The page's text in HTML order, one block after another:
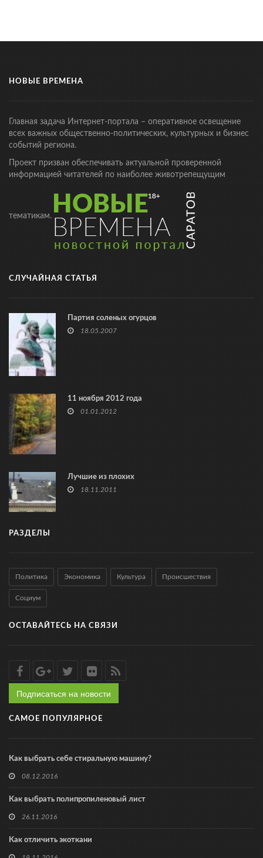
НОВЫЕ ВРЕМЕНА
Главная задача Интернет-портала – оперативное освещение
всех важных общественно-политических, культурных и бизнес
событий региона.
Проект призван обеспечивать актуальной проверенной
информацией читателей по наиболее животрепещущим
тематикам.
СЛУЧАЙНАЯ СТАТЬЯ
Партия соленых огурцов
18.05.2007
11 ноября 2012 года
01.01.2012
Лучшие из плохих
18.11.2011
РАЗДЕЛЫ
Политика Экономика Культура Происшествия
Социум
ОСТАВАЙТЕСЬ НА СВЯЗИ
Подписаться на новости
САМОЕ ПОПУЛЯРНОЕ
Как выбрать себе стиральную машину?
08.12.2016
Как выбрать полипропиленовый лист
26.11.2016
Как отличить экоткани